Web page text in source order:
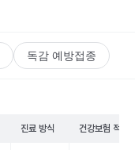
독감 예방접종
진료 방식 건강보험 적용